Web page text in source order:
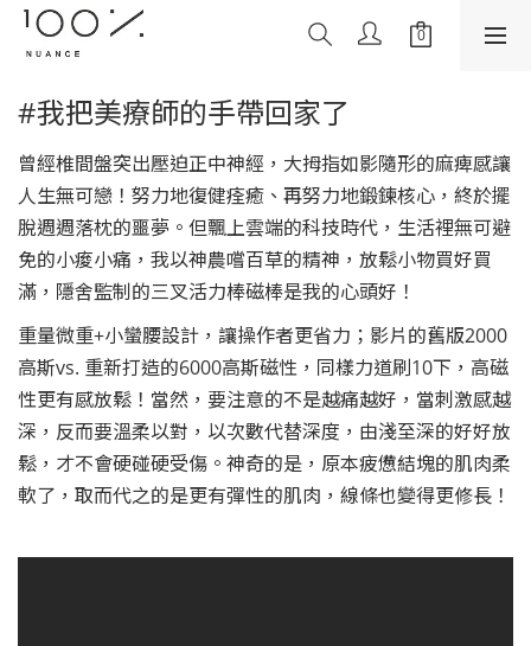
#我把美療師的手帶回家了
曾經椎間盤突出壓迫正中神經，大拇指如影隨形的麻痺感讓
人生無可戀！努力地復健痊癒、再努力地鍛鍊核心，終於擺
脫週週落枕的噩夢。但飄上雲端的科技時代，生活裡無可避
免的小痠小痛，我以神農嚐百草的精神，放鬆小物買好買
滿，隱舍監制的三叉活力棒磁棒是我的心頭好！
重量微重+小蠻腰設計，讓操作者更省力；影片的舊版2000
高斯vs. 重新打造的6000高斯磁性，同樣力道刷10下，高磁
性更有感放鬆！當然，要注意的不是越痛越好，當刺激感越
深，反而要溫柔以對，以次數代替深度，由淺至深的好好放
鬆，才不會硬碰硬受傷。神奇的是，原本疲憊結塊的肌肉柔
軟了，取而代之的是更有彈性的肌肉，線條也變得更修長！